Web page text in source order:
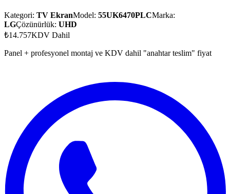
Kategori: TV EkranModel: 55UK6470PLCMarka:
LGÇözünürlük: UHD
₺14.757KDV Dahil
Panel + profesyonel montaj ve KDV dahil "anahtar teslim" fiyat